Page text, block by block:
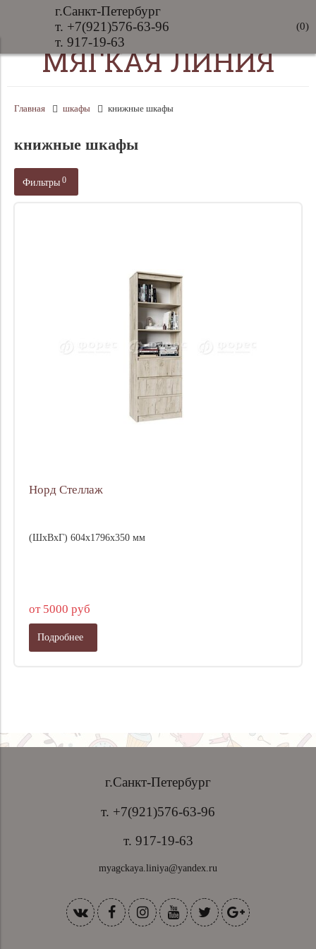
г.Санкт-Петербург
т. +7(921)576-63-96
т. 917-19-63
(0)
МЯГКАЯ ЛИНИЯ
Главная шкафы книжные шкафы
книжные шкафы
Фильтры 0
Норд Стеллаж
(ШхВхГ) 604х1796х350 мм
от 5000 руб
Подробнее
г.Санкт-Петербург
т. +7(921)576-63-96
т. 917-19-63
myagckaya.liniya@yandex.ru